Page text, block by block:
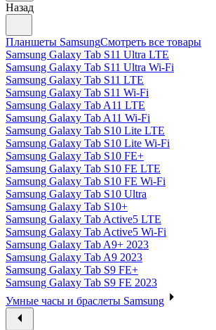
Назад
Планшеты SamsungСмотреть все товары
Samsung Galaxy Tab S11 Ultra LTE
Samsung Galaxy Tab S11 Ultra Wi-Fi
Samsung Galaxy Tab S11 LTE
Samsung Galaxy Tab S11 Wi-Fi
Samsung Galaxy Tab A11 LTE
Samsung Galaxy Tab A11 Wi-Fi
Samsung Galaxy Tab S10 Lite LTE
Samsung Galaxy Tab S10 Lite Wi-Fi
Samsung Galaxy Tab S10 FE+
Samsung Galaxy Tab S10 FE LTE
Samsung Galaxy Tab S10 FE Wi-Fi
Samsung Galaxy Tab S10 Ultra
Samsung Galaxy Tab S10+
Samsung Galaxy Tab Active5 LTE
Samsung Galaxy Tab Active5 Wi-Fi
Samsung Galaxy Tab A9+ 2023
Samsung Galaxy Tab A9 2023
Samsung Galaxy Tab S9 FE+
Samsung Galaxy Tab S9 FE 2023
Умные часы и браслеты Samsung